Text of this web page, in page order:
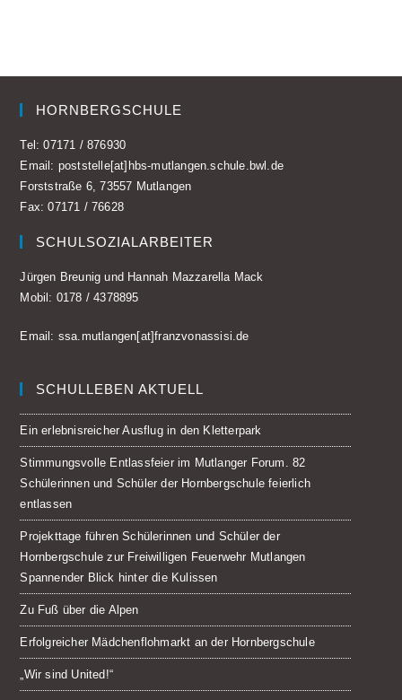
HORNBERGSCHULE
Tel:07171 / 876930
Email: poststelle[at]hbs-mutlangen.schule.bwl.de
Forststraße 6, 73557 Mutlangen
Fax: 07171 / 76628
SCHULSOZIALARBEITER
Jürgen Breunig und Hannah Mazzarella Mack
Mobil: 0178 / 4378895
Email: ssa.mutlangen[at]franzvonassisi.de
SCHULLEBEN AKTUELL
Ein erlebnisreicher Ausflug in den Kletterpark
Stimmungsvolle Entlassfeier im Mutlanger Forum. 82
Schülerinnen und Schüler der Hornbergschule feierlich
entlassen
Projekttage führen Schülerinnen und Schüler der
Hornbergschule zur Freiwilligen Feuerwehr Mutlangen
Spannender Blick hinter die Kulissen
Zu Fuß über die Alpen
Erfolgreicher Mädchenflohmarkt an der Hornbergschule
„Wir sind United!“